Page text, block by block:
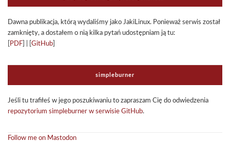
Dawna publi­ka­cja, którą wyda­li­śmy jako Jaki­Li­nux. Ponie­waż ser­wis został
zamknięty, a dosta­łem o nią kilka pytań udo­stęp­niam ją tu:
PDF GitHub
sim­ple­bur­ner
Jeśli tu tra­fi­łeś w jego poszu­ki­wa­niu to zapra­szam Cię do odwie­dze­nia
repo­zy­to­rium sim­ple­bur­ner w ser­wi­sie GitHub.
Follow me on Mastodon